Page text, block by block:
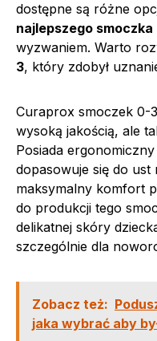
dostępne są różne
najlepszego smoczka
wyzwaniem. Warto
3, który zdobył
Curaprox smoczek 0-
wysoką jakością, ale
Posiada
dopasowuje się do ust
maksymalny komfort
do produkcji tego
delikatnej skóry
szczególnie dla
Zobacz też:
jaka wybrać aby